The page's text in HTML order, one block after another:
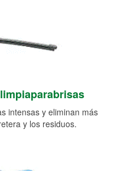
intensas y eliminan más
y los residuos.